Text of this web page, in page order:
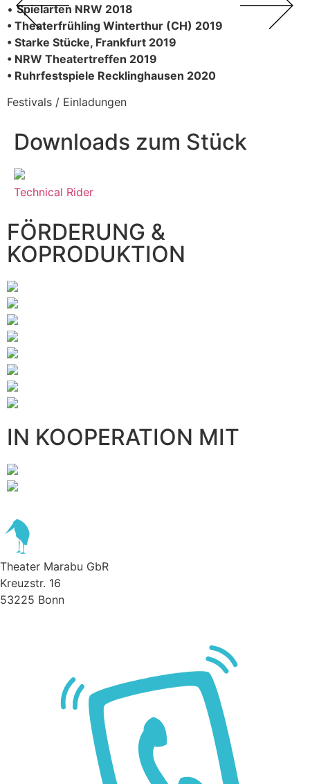
•Spielarten NRW 2018
• Theaterfrühling Winterthur (CH) 2019
• Starke Stücke, Frankfurt 2019
• NRW Theatertreffen 2019
• Ruhrfestspiele Recklinghausen 2020
Festivals / Einladungen
Downloads zum Stück
Technical Rider
FÖRDERUNG &
KOPRODUKTION
IN KOOPERATION MIT
Theater Marabu GbR
Kreuzstr. 16
53225 Bonn